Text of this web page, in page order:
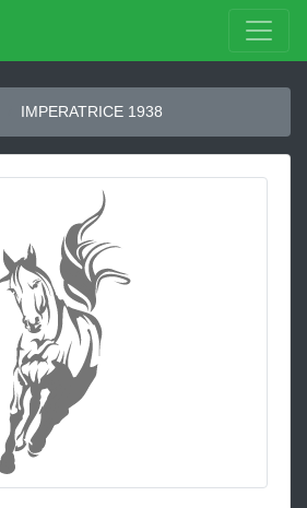
IMPERATRICE 1938